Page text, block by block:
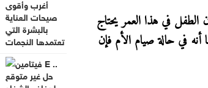
الطفل في هذا العمر يحتاج
في حالة صيام الأم فإن